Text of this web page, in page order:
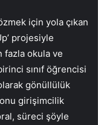
için yola çıkan
projesiyle
fazla okula ve
sınıf öğrencisi
gönüllülük
girişimcilik
süreci şöyle